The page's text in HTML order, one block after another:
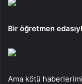
Bir öğretmen
Ama kötü